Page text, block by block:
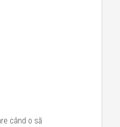
când o să